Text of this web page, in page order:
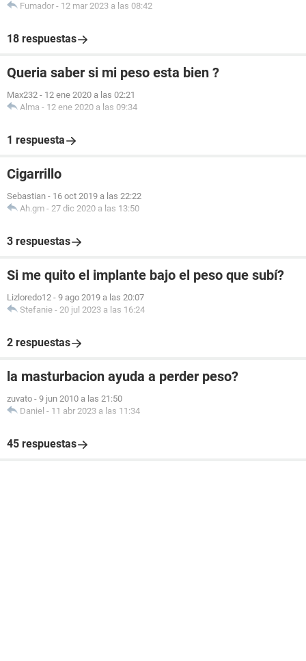
Fumador - 12 mar 2023 a las 08:42
18 respuestas
Queria saber si mi peso esta bien ?
Max232 - 12 ene 2020 a las 02:21
Alma - 12 ene 2020 a las 09:34
1 respuesta
Cigarrillo
Sebastian - 16 oct 2019 a las 22:22
Ah.gm - 27 dic 2020 a las 13:50
3 respuestas
Si me quito el implante bajo el peso que subí?
Lizloredo12 - 9 ago 2019 a las 20:07
Stefanie - 20 jul 2023 a las 16:24
2 respuestas
la masturbacion ayuda a perder peso?
zuvato - 9 jun 2010 a las 21:50
Daniel - 11 abr 2023 a las 11:34
45 respuestas